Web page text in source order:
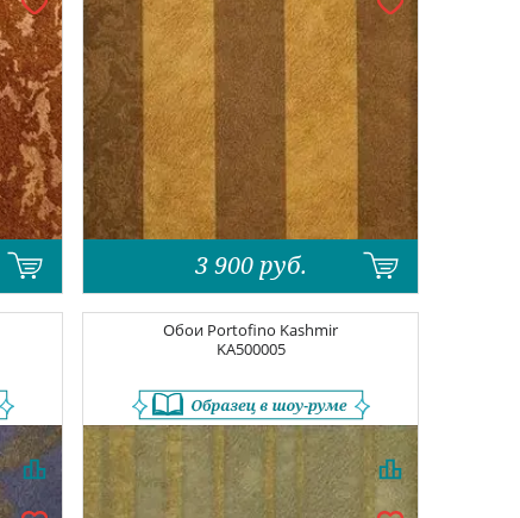
3 900 руб.
Обои Portofino Kashmir
KA500005